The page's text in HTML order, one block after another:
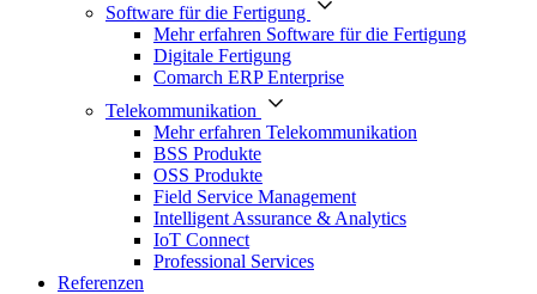
Software für die Fertigung
Mehr erfahren Software für die Fertigung
Digitale Fertigung
Comarch ERP Enterprise
Telekommunikation
Mehr erfahren Telekommunikation
BSS Produkte
OSS Produkte
Field Service Management
Intelligent Assurance & Analytics
IoT Connect
Professional Services
Referenzen